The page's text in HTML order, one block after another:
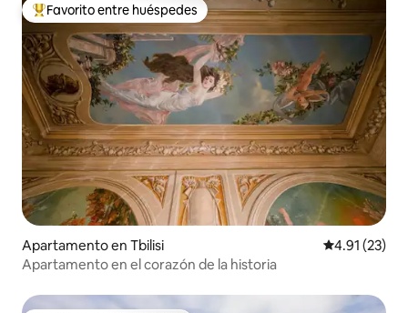
Favorito entre huéspedes preferido
Favorito entre huéspedes
Apartamento en Tbilisi Calificación
4.91 (23)
Apartamento en el corazón de la historia